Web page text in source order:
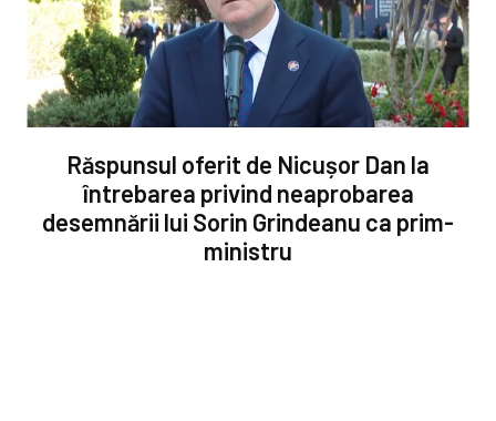
Răspunsul oferit de Nicușor Dan la
întrebarea privind neaprobarea
desemnării lui Sorin Grindeanu ca prim-
ministru